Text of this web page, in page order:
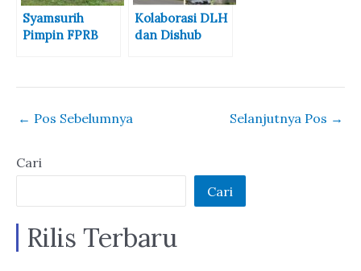
Gotong Royong
Dukung
Program BISA
Syamsurih
Pimpin FPRB
Relokasi Banjir
Kolaborasi DLH
dan Dishub
dan Perbaikan
← Pos Sebelumnya Selanjutnya Pos →
Cari
Cari
Rilis Terbaru